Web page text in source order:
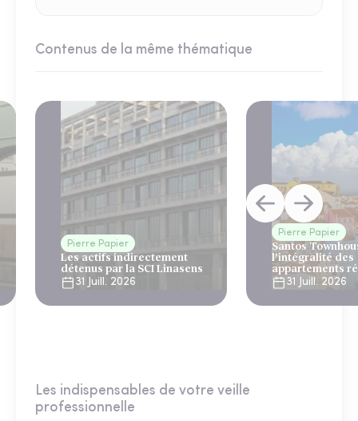
Contenus de la même thématique
Pierre Papier
Les actifs indirectement
détenus par la SCI Linasens
31 Juill. 2026
Pierre Papier
Santos
l’intégralité des
appartements
Lisbonne
31 Juill. 2026
Les indispensables de votre veille
professionnelle